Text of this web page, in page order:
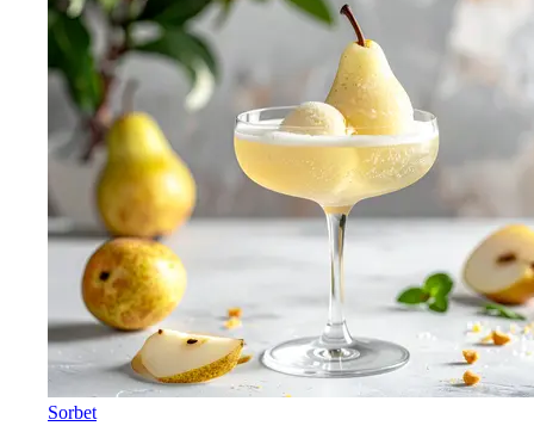
Sorbet